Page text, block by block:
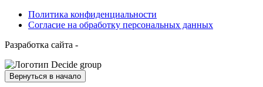
Политика конфиденциальности
Согласие на обработку персональных данных
Разработка сайта -
Вернуться в начало